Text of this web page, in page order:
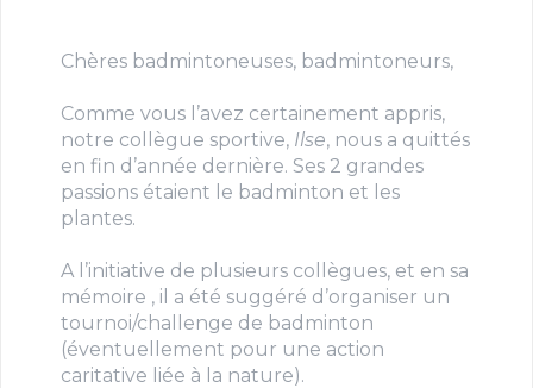
Chères badmintoneuses, badmintoneurs,
Comme vous l’avez certainement appris,
notre collègue sportive, Ilse, nous a quittés
en fin d’année dernière. Ses 2 grandes
passions étaient le badminton et les
plantes.
A l’initiative de plusieurs collègues, et en sa
mémoire , il a été suggéré d’organiser un
tournoi/challenge de badminton
(éventuellement pour une action
caritative liée à la nature).